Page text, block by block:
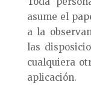
asume el
a la
las
cualquiera
aplicación.